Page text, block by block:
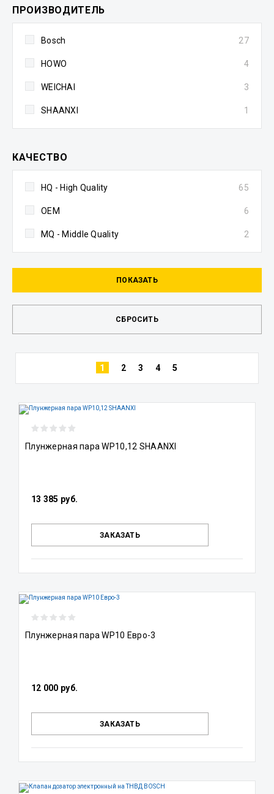
ПРОИЗВОДИТЕЛЬ
Bosch 27
HOWO 4
WEICHAI 3
SHAANXI 1
КАЧЕСТВО
HQ - High Quality 65
OEM 6
MQ - Middle Quality 2
1 2 3 4 5
Плунжерная пара WP10,12 SHAANXI
13 385 руб.
ЗАКАЗАТЬ
Плунжерная пара WP10 Евро-3
12 000 руб.
ЗАКАЗАТЬ